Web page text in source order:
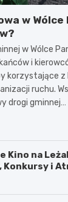
w
w Wólce
i
korzystające
ruchu.
drogi gminnej…
Kino na
Konkursy i